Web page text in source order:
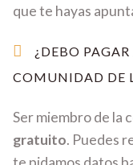
que te hayas
¿DEBO
COMUNIDAD DE
Ser miembro de la
gratuito. Puedes